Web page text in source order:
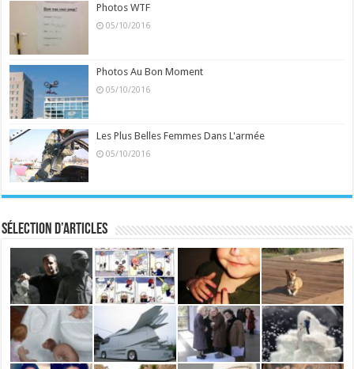
Photos WTF
05/10/2016
Photos Au Bon Moment
05/10/2016
Les Plus Belles Femmes Dans L'armée
05/10/2016
Sélection d’articles